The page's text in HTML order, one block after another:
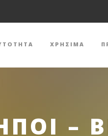
ΧΡΗΣΙΜΑ
–